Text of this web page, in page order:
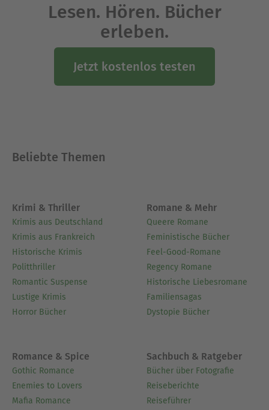
Lesen. Hören. Bücher
erleben.
Jetzt kostenlos testen
Beliebte Themen
Krimi & Thriller
Krimis aus Deutschland
Krimis aus Frankreich
Historische Krimis
Politthriller
Romantic Suspense
Lustige Krimis
Horror Bücher
Romane & Mehr
Queere Romane
Feministische Bücher
Feel-Good-Romane
Regency Romane
Historische Liebesromane
Familiensagas
Dystopie Bücher
Romance & Spice
Gothic Romance
Enemies to Lovers
Mafia Romance
Sachbuch & Ratgeber
Bücher über Fotografie
Reiseberichte
Reiseführer